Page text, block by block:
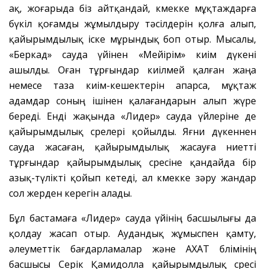
ақ, жоғарыда біз айтқандай, көмекке мұқтаждарға
бүкіл қоғамды жұмылдыру тәсілдерін қолға алып,
қайырымдылық іске мұрындық боп отыр. Мысалы,
«Беркад» сауда үйінен «Мейірім» киім дүкені
ашылды. Оған тұрғындар киілмей қалған жаңа
немесе таза киім-кешектерін апарса, мұқтаж
адамдар соның ішінен қалағандарын алып жүре
береді. Енді жақында «Лидер» сауда үйлеріне де
қайырымдылық сөрелері қойылды. Яғни дүкеннен
сауда жасаған, қайырымдылық жасауға ниетті
тұрғындар қайырымдылық сөресіне қандайда бір
азық-түлікті қойып кетеді, ал көмекке зәру жандар
сол жерден керегін алады.
Бұл бастамаға «Лидер» сауда үйінің басшылығы да
қолдау жасап отыр. Аудандық жұмыспен қамту,
әлеуметтік бағдарламалар және АХАТ бөлімінің
басшысы Серік Қамидолла қайырымдылық сөресі